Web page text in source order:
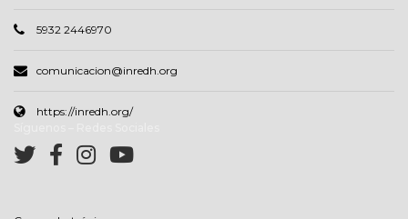
5932 2446970
comunicacion@inredh.org
https://inredh.org/